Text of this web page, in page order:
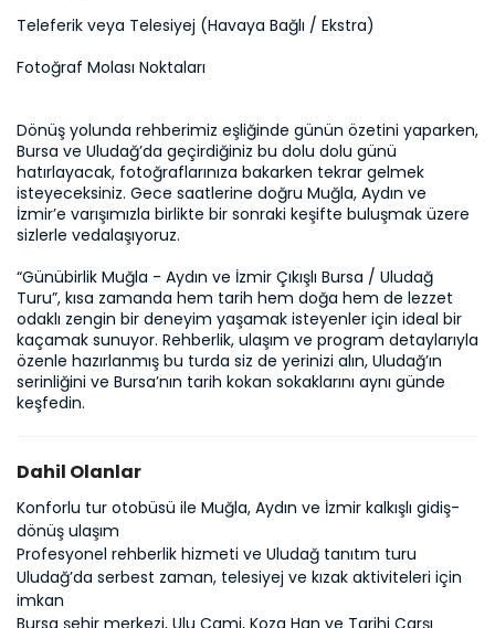
Teleferik veya Telesiyej (Havaya Bağlı / Ekstra)
Fotoğraf Molası Noktaları
Dönüş yolunda rehberimiz eşliğinde günün özetini yaparken,
Bursa ve Uludağ’da geçirdiğiniz bu dolu dolu günü
hatırlayacak, fotoğraflarınıza bakarken tekrar gelmek
isteyeceksiniz. Gece saatlerine doğru Muğla, Aydın ve
İzmir’e varışımızla birlikte bir sonraki keşifte buluşmak üzere
sizlerle vedalaşıyoruz.
“Günübirlik Muğla - Aydın ve İzmir Çıkışlı Bursa / Uludağ
Turu”, kısa zamanda hem tarih hem doğa hem de lezzet
odaklı zengin bir deneyim yaşamak isteyenler için ideal bir
kaçamak sunuyor. Rehberlik, ulaşım ve program detaylarıyla
özenle hazırlanmış bu turda siz de yerinizi alın, Uludağ’ın
serinliğini ve Bursa’nın tarih kokan sokaklarını aynı günde
keşfedin.
Dahil Olanlar
Konforlu tur otobüsü ile Muğla, Aydın ve İzmir kalkışlı gidiş-
dönüş ulaşım
Profesyonel rehberlik hizmeti ve Uludağ tanıtım turu
Uludağ’da serbest zaman, telesiyej ve kızak aktiviteleri için
imkan
Bursa şehir merkezi, Ulu Cami, Koza Han ve Tarihi Çarşı